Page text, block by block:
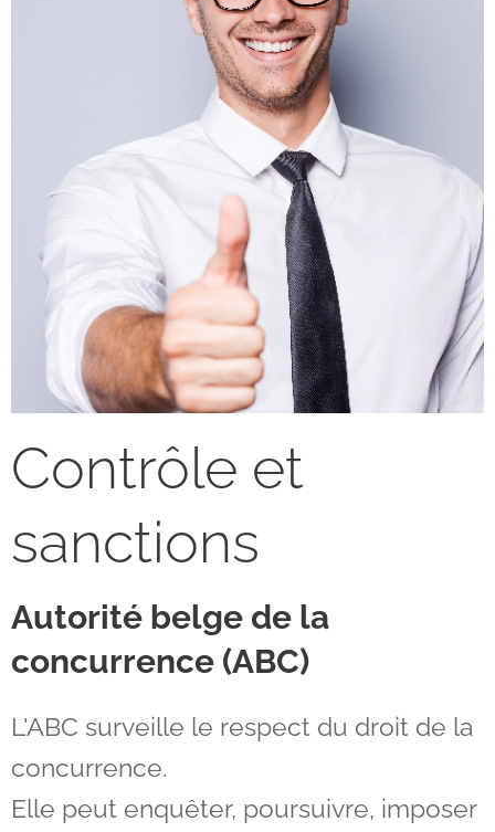
Contrôle et
sanctions
Autorité belge de la
concurrence (ABC)
L'ABC surveille le respect du droit de la
concurrence.
Elle peut enquêter, poursuivre, imposer